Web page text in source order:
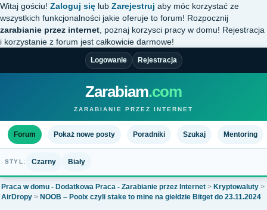
Witaj gościu! Zaloguj się lub Zarejestruj aby móc korzystać ze
wszystkich funkcjonalności jakie oferuje to forum! Rozpocznij
zarabianie przez internet , poznaj korzysci pracy w domu! Rejestracja
i korzystanie z forum jest całkowicie darmowe!
Logowanie Rejestracja
Zarabiam.com
ZARABIANIE PRZEZ INTERNET
Forum Pokaż nowe posty Poradniki Szukaj Mentoring
STYL: Czarny Biały
Praca w domu - Dodatkowa Praca - Zarabianie przez Internet > Kryptowaluty >
AirDropy > NOOB – Poolx czyli stake to mine na giełdzie Bitget do 23.11.2024